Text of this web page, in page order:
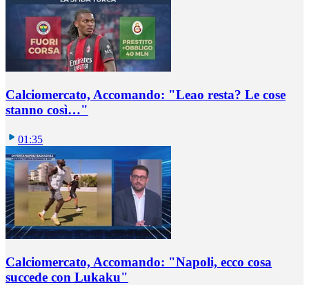
Calciomercato, Accomando: "Leao resta? Le cose
stanno così…"
01:35
Calciomercato, Accomando: "Napoli, ecco cosa
succede con Lukaku"